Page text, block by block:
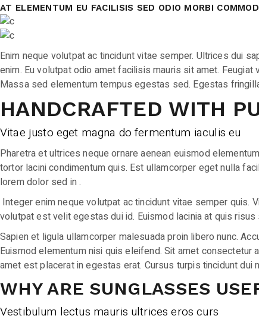
AT ELEMENTUM EU FACILISIS SED ODIO MORBI
Enim neque volutpat ac tincidunt vitae semper. Ultrices dui
enim. Eu volutpat odio amet facilisis mauris sit amet.
Massa sed elementum tempus egestas sed. Egestas
HANDCRAFTED WITH
Vitae justo eget magna do fermentum iaculis eu
Pharetra et ultrices neque ornare aenean euismod
tortor lacini condimentum quis. Est ullamcorper eget nulla
lorem dolor sed in .
Integer enim neque volutpat ac tincidunt vitae semper
volutpat est velit egestas dui id. Euismod lacinia at quis
Sapien et ligula ullamcorper malesuada proin libero nunc.
Euismod elementum nisi quis eleifend. Sit amet
amet est placerat in egestas erat. Cursus turpis tincidunt
WHY ARE SUNGLASSES
Vestibulum lectus mauris ultrices eros curs